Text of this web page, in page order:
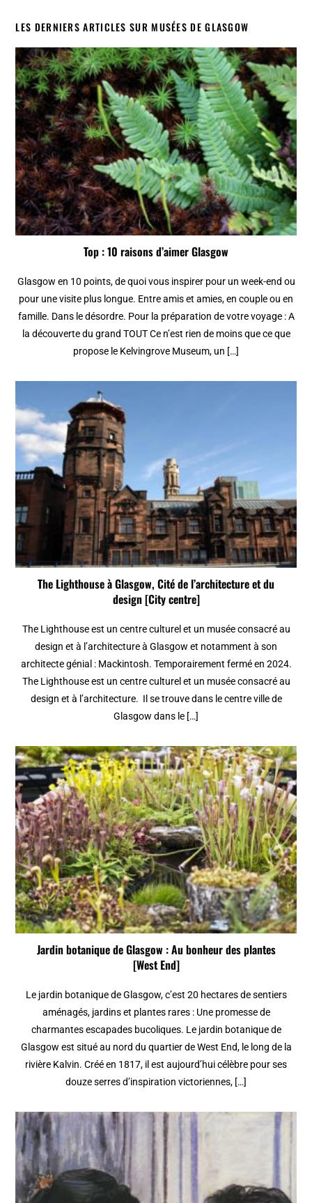
LES DERNIERS ARTICLES SUR MUSÉES DE GLASGOW
Top : 10 raisons d’aimer Glasgow
Glasgow en 10 points, de quoi vous inspirer pour un week-end ou
pour une visite plus longue. Entre amis et amies, en couple ou en
famille. Dans le désordre. Pour la préparation de votre voyage : A
la découverte du grand TOUT Ce n’est rien de moins que ce que
propose le Kelvingrove Museum, un […]
The Lighthouse à Glasgow, Cité de l’architecture et du
design [City centre]
The Lighthouse est un centre culturel et un musée consacré au
design et à l’architecture à Glasgow et notamment à son
architecte génial : Mackintosh. Temporairement fermé en 2024.
The Lighthouse est un centre culturel et un musée consacré au
design et à l’architecture. Il se trouve dans le centre ville de
Glasgow dans le […]
Jardin botanique de Glasgow : Au bonheur des plantes
[West End]
Le jardin botanique de Glasgow, c’est 20 hectares de sentiers
aménagés, jardins et plantes rares : Une promesse de
charmantes escapades bucoliques. Le jardin botanique de
Glasgow est situé au nord du quartier de West End, le long de la
rivière Kalvin. Créé en 1817, il est aujourd’hui célèbre pour ses
douze serres d’inspiration victoriennes, […]